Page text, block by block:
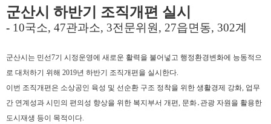
군산시 하반기 조직개편 실시
- 10국소, 47관과소, 3전문위원, 27읍면동, 302계
군산시는 민선7기 시정운영에 새로운 활력을 불어넣고 행정환경변화에 능동적으
로 대처하기 위해 2019년 하반기 조직개편을 실시한다.
이번 조직개편은 소상공인 육성 및 선순환 구조 정착을 위한 생활경제 강화, 업무
간 연계성과 시민의 편의성 향상을 위한 복지부서 개편, 문화․ 관광 자원을 활용한
도시재생 등이 목적이다.